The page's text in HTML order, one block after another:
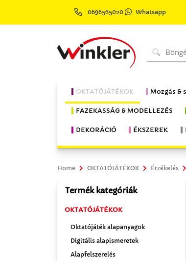
0696565020 Whatsapp
OKTATÓJÁTÉKOK Mozgás &
FAZEKASSÁG & MODELLEZÉS
DEKORÁCIÓ ÉKSZEREK
Home OKTATÓJÁTÉKOK Érzékelés
Termék kategóriák
OKTATÓJÁTÉKOK
Oktatójáték alapanyagok
Digitális alapismeretek
Alapfelszerelés